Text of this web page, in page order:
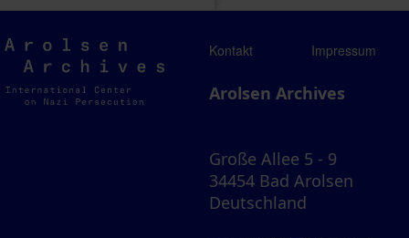
Arolsen
Archives
Kontakt Impressum
Arolsen Archives
Große Allee 5 - 9
34454 Bad Arolsen
Deutschland